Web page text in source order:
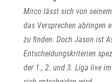
Mirco lässt sich von
das Versprechen abringen
zu finden. Doch Jason ist
Entscheidungskriterien
der 1., 2. und 3. Liga live